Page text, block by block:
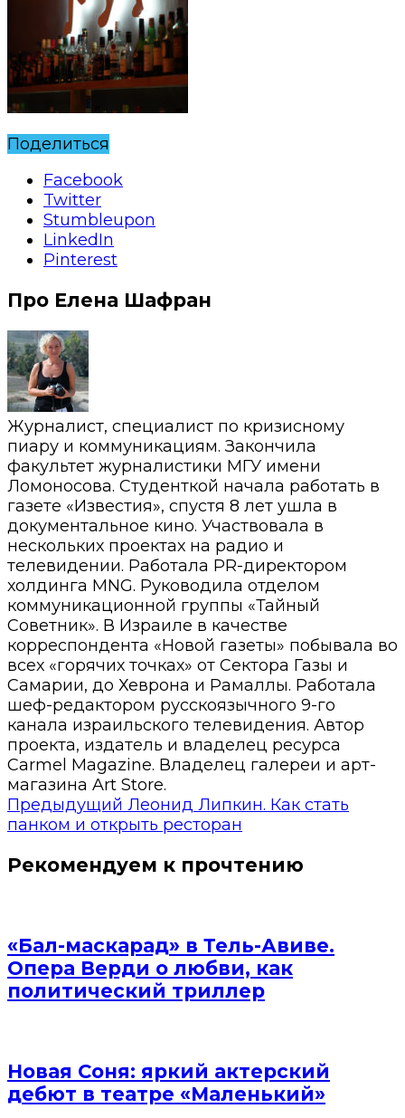
Поделиться
Facebook
Twitter
Stumbleupon
LinkedIn
Pinterest
Про Елена Шафран
Журналист, специалист по кризисному
пиару и коммуникациям. Закончила
факультет журналистики МГУ имени
Ломоносова. Студенткой начала работать в
газете «Известия», спустя 8 лет ушла в
документальное кино. Участвовала в
нескольких проектах на радио и
телевидении. Работала PR-директором
холдинга MNG. Руководила отделом
коммуникационной группы «Тайный
Советник». В Израиле в качестве
корреспондента «Новой газеты» побывала во
всех «горячих точках» от Сектора Газы и
Самарии, до Хеврона и Рамаллы. Работала
шеф-редактором русскоязычного 9-го
канала израильского телевидения. Автор
проекта, издатель и владелец ресурса
Carmel Magazine. Владелец галереи и арт-
магазина Art Store.
Предыдущий Леонид Липкин. Как стать
панком и открыть ресторан
Рекомендуем к прочтению
«Бал-маскарад» в Тель-Авиве.
Опера Верди о любви, как
политический триллер
Новая Соня: яркий актерский
дебют в театре «Маленький»